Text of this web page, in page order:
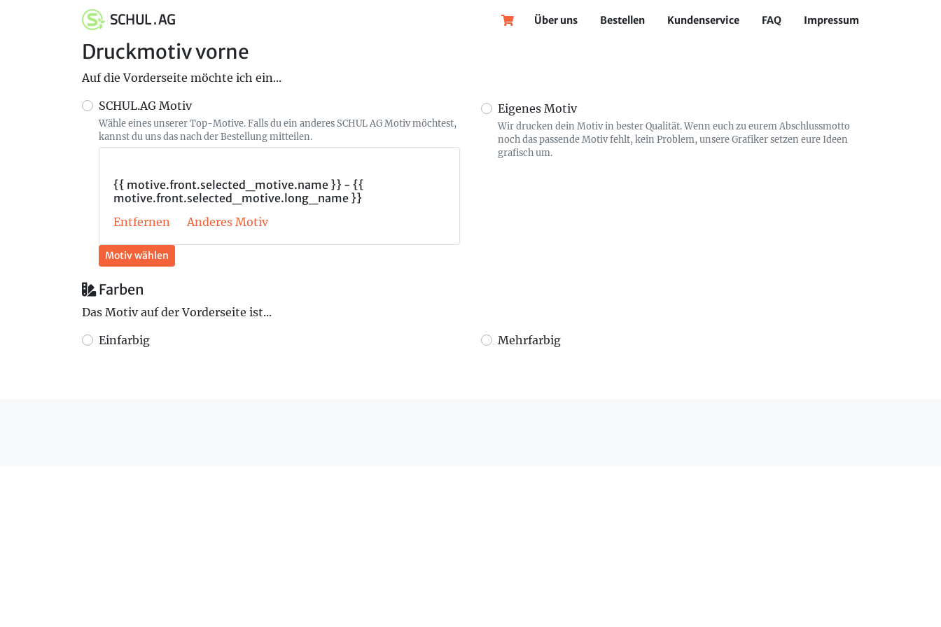
SCHUL . AG Über uns Bestellen Kundenservice FAQ Impressum
Druckmotiv vorne
Auf die Vorderseite möchte ich ein...
SCHUL.AG Motiv
Wähle eines unserer Top-Motive. Falls du ein anderes SCHUL AG Motiv möchtest,
kannst du uns das nach der Bestellung mitteilen.
{{ motive.front.selected_motive.name }} - {{
motive.front.selected_motive.long_name }}
Entfernen
Anderes Motiv
Motiv wählen
Eigenes Motiv
Wir drucken dein Motiv in bester Qualität. Wenn euch zu eurem Abschlussmotto
noch das passende Motiv fehlt, kein Problem, unsere Grafiker setzen eure Ideen
grafisch um.
Farben
Das Motiv auf der Vorderseite ist...
Einfarbig
Mehrfarbig